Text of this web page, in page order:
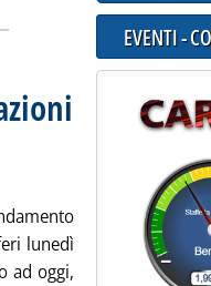
lunedì
ad oggi,
EVENTI -